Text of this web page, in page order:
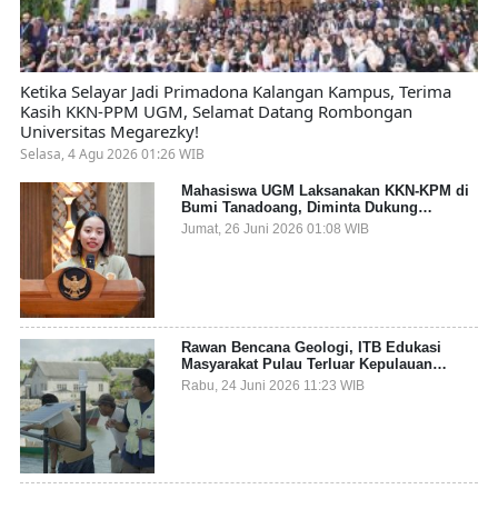
Ketika Selayar Jadi Primadona Kalangan Kampus, Terima
Kasih KKN-PPM UGM, Selamat Datang Rombongan
Universitas Megarezky!
Selasa, 4 Agu 2026 01:26 WIB
Mahasiswa UGM Laksanakan KKN-KPM di
Bumi Tanadoang, Diminta Dukung
Gemerlap dan Beri Solusi pada Persoalan
Sampah Pesisir
Jumat, 26 Juni 2026 01:08 WIB
Rawan Bencana Geologi, ITB Edukasi
Masyarakat Pulau Terluar Kepulauan
Selayar Terkait Mitigasi Berbasis Kawasan
Pesisir
Rabu, 24 Juni 2026 11:23 WIB